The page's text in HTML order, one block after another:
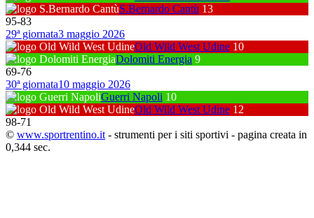
S.Bernardo Cantù 13
95-83
29ª giornata3 maggio 2026
Old Wild West Udine 10
Dolomiti Energia 9
69-76
30ª giornata10 maggio 2026
Guerri Napoli 10
Old Wild West Udine 12
98-71
© www.sportrentino.it - strumenti per i siti sportivi - pagina creata in
0,344 sec.